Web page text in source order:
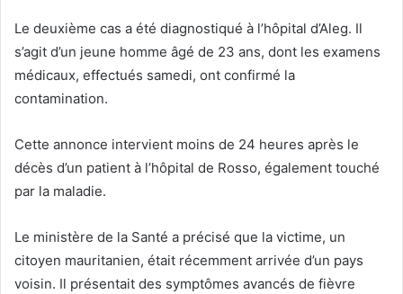
Le deuxième cas a été diagnostiqué à l’hôpital d’Aleg. Il
s’agit d’un jeune homme âgé de 23 ans, dont les examens
médicaux, effectués samedi, ont confirmé la
contamination.
Cette annonce intervient moins de 24 heures après le
décès d’un patient à l’hôpital de Rosso, également touché
par la maladie.
Le ministère de la Santé a précisé que la victime, un
citoyen mauritanien, était récemment arrivée d’un pays
voisin. Il présentait des symptômes avancés de fièvre